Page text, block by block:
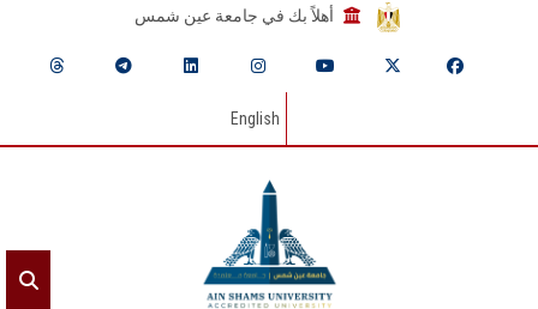
أهلاً بك في جامعة عين شمس
English